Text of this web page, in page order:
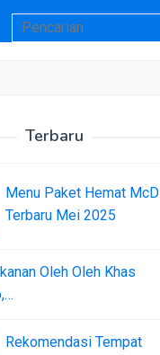
Terbaru
Menu Paket Hemat McD
Terbaru Mei 2025
Oleh Oleh Khas
Rekomendasi Tempat